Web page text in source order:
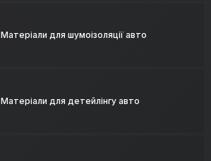
Матеріали для шумоізоляції авто
Матеріали для детейлінгу авто